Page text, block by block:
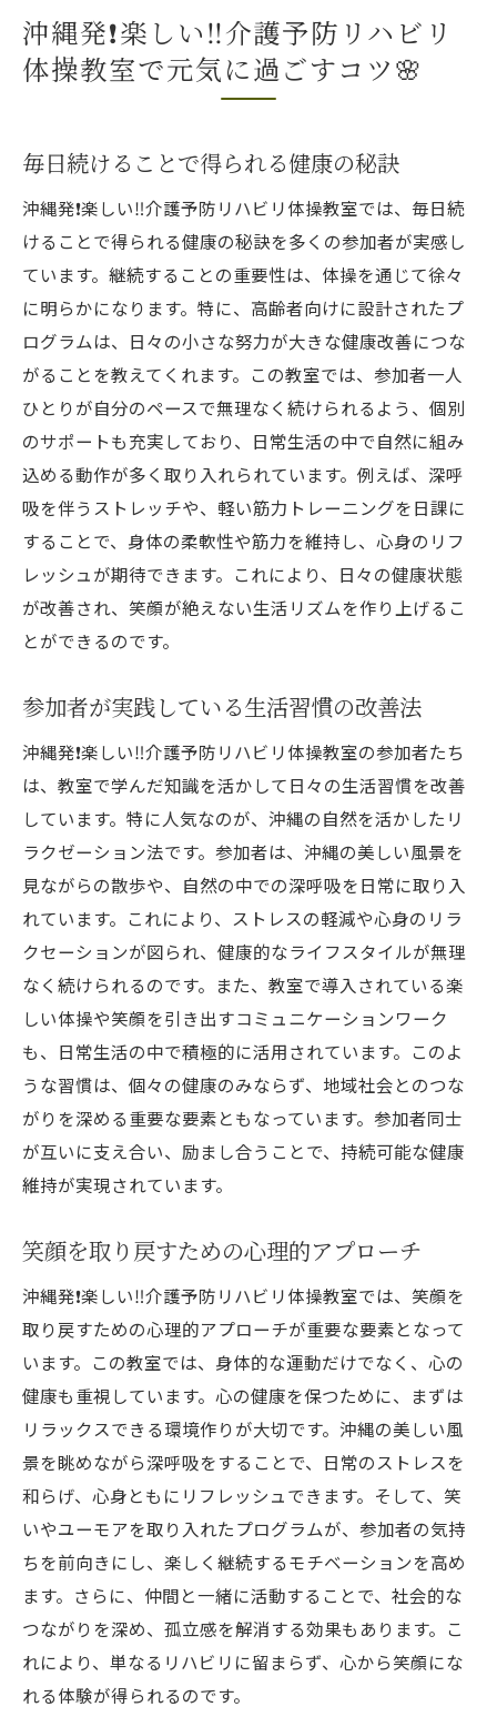
沖縄発❗️楽しい‼️介護予防リハビリ
体操教室で元気に過ごすコツ🌸
毎日続けることで得られる健康の秘訣
沖縄発❗️楽しい‼️介護予防リハビリ体操教室では、毎日続
けることで得られる健康の秘訣を多くの参加者が実感し
ています。継続することの重要性は、体操を通じて徐々
に明らかになります。特に、高齢者向けに設計されたプ
ログラムは、日々の小さな努力が大きな健康改善につな
がることを教えてくれます。この教室では、参加者一人
ひとりが自分のペースで無理なく続けられるよう、個別
のサポートも充実しており、日常生活の中で自然に組み
込める動作が多く取り入れられています。例えば、深呼
吸を伴うストレッチや、軽い筋力トレーニングを日課に
することで、身体の柔軟性や筋力を維持し、心身のリフ
レッシュが期待できます。これにより、日々の健康状態
が改善され、笑顔が絶えない生活リズムを作り上げるこ
とができるのです。
参加者が実践している生活習慣の改善法
沖縄発❗️楽しい‼️介護予防リハビリ体操教室の参加者たち
は、教室で学んだ知識を活かして日々の生活習慣を改善
しています。特に人気なのが、沖縄の自然を活かしたリ
ラクゼーション法です。参加者は、沖縄の美しい風景を
見ながらの散歩や、自然の中での深呼吸を日常に取り入
れています。これにより、ストレスの軽減や心身のリラ
クセーションが図られ、健康的なライフスタイルが無理
なく続けられるのです。また、教室で導入されている楽
しい体操や笑顔を引き出すコミュニケーションワーク
も、日常生活の中で積極的に活用されています。このよ
うな習慣は、個々の健康のみならず、地域社会とのつな
がりを深める重要な要素ともなっています。参加者同士
が互いに支え合い、励まし合うことで、持続可能な健康
維持が実現されています。
笑顔を取り戻すための心理的アプローチ
沖縄発❗️楽しい‼️介護予防リハビリ体操教室では、笑顔を
取り戻すための心理的アプローチが重要な要素となって
います。この教室では、身体的な運動だけでなく、心の
健康も重視しています。心の健康を保つために、まずは
リラックスできる環境作りが大切です。沖縄の美しい風
景を眺めながら深呼吸をすることで、日常のストレスを
和らげ、心身ともにリフレッシュできます。そして、笑
いやユーモアを取り入れたプログラムが、参加者の気持
ちを前向きにし、楽しく継続するモチベーションを高め
ます。さらに、仲間と一緒に活動することで、社会的な
つながりを深め、孤立感を解消する効果もあります。こ
れにより、単なるリハビリに留まらず、心から笑顔にな
れる体験が得られるのです。